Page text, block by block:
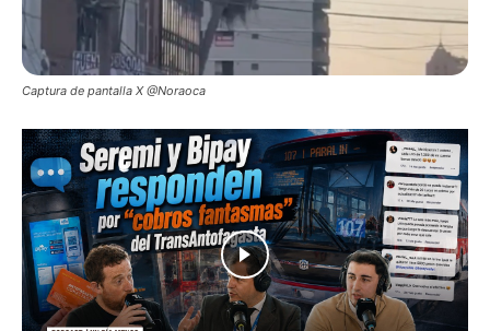
Captura de pantalla X @Noraoca